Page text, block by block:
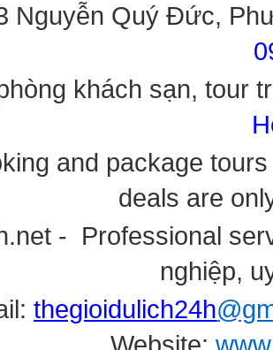
Nguyễn Quý Đức,
khách sạn, tour
and package
deals are
- Professional
nghiệp,
thegioidulich24h